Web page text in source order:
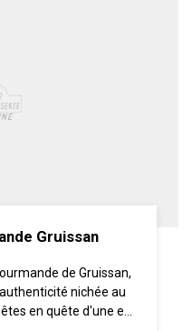
Gruissan
de Gruissan,
nichée au
en quête d'une e...